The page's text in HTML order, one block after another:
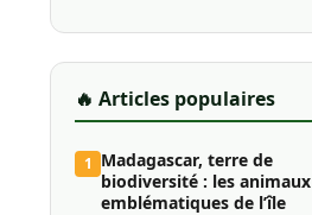
🔥 Articles populaires
1 Madagascar, terre de
biodiversité : les animaux
emblématiques de l’île